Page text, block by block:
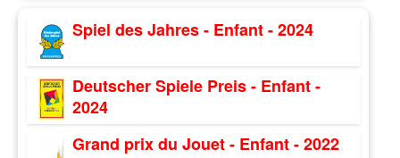
Spiel des Jahres - Enfant - 2024
Deutscher Spiele Preis - Enfant -
2024
Grand prix du Jouet - Enfant - 2022